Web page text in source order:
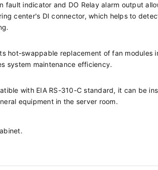
fault indicator and DO Relay alarm output
center's DI connector, which helps to
hot-swappable replacement of fan modules
system maintenance efficiency.
with EIA RS-310-C standard, it can be
equipment in the server room.